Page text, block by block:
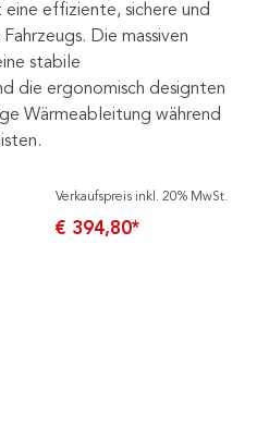
effiziente, sichere und
Die massiven
stabile
die ergonomisch designten
Wärmeableitung während
Verkaufspreis inkl. 20% MwSt.
€ 394,80*